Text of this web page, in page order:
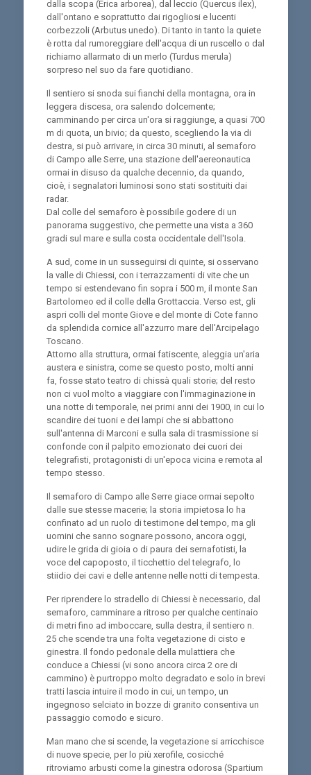
dalla scopa (Erica arborea), dal leccio (Quercus ilex),
dall'ontano e soprattutto dai rigogliosi e lucenti
corbezzoli (Arbutus unedo). Di tanto in tanto la quiete
è rotta dal rumoreggiare dell'acqua di un ruscello o dal
richiamo allarmato di un merlo (Turdus merula)
sorpreso nel suo da fare quotidiano.
Il sentiero si snoda sui fianchi della montagna, ora in
leggera discesa, ora salendo dolcemente;
camminando per circa un'ora si raggiunge, a quasi 700
m di quota, un bivio; da questo, scegliendo la via di
destra, si può arrivare, in circa 30 minuti, al semaforo
di Campo alle Serre, una stazione dell'aereonautica
ormai in disuso da qualche decennio, da quando,
cioè, i segnalatori luminosi sono stati sostituiti dai
radar.
Dal colle del semaforo è possibile godere di un
panorama suggestivo, che permette una vista a 360
gradi sul mare e sulla costa occidentale dell'Isola.
A sud, come in un susseguirsi di quinte, si osservano
la valle di Chiessi, con i terrazzamenti di vite che un
tempo si estendevano fin sopra i 500 m, il monte San
Bartolomeo ed il colle della Grottaccia. Verso est, gli
aspri colli del monte Giove e del monte di Cote fanno
da splendida cornice all'azzurro mare dell'Arcipelago
Toscano.
Attorno alla struttura, ormai fatiscente, aleggia un'aria
austera e sinistra, come se questo posto, molti anni
fa, fosse stato teatro di chissà quali storie; del resto
non ci vuol molto a viaggiare con l'immaginazione in
una notte di temporale, nei primi anni dei 1900, in cui lo
scandire dei tuoni e dei lampi che si abbattono
sull'antenna di Marconi e sulla sala di trasmissione si
confonde con il palpito emozionato dei cuori dei
telegrafisti, protagonisti di un'epoca vicina e remota al
tempo stesso.
Il semaforo di Campo alle Serre giace ormai sepolto
dalle sue stesse macerie; la storia impietosa lo ha
confinato ad un ruolo di testimone del tempo, ma gli
uomini che sanno sognare possono, ancora oggi,
udire le grida di gioia o di paura dei sernafotisti, la
voce del capoposto, il ticchettio del telegrafo, lo
stiidio dei cavi e delle antenne nelle notti di tempesta.
Per riprendere lo stradello di Chiessi è necessario, dal
semaforo, camminare a ritroso per qualche centinaio
di metri fino ad imboccare, sulla destra, il sentiero n.
25 che scende tra una folta vegetazione di cisto e
ginestra. Il fondo pedonale della mulattiera che
conduce a Chiessi (vi sono ancora circa 2 ore di
cammino) è purtroppo molto degradato e solo in brevi
tratti lascia intuire il modo in cui, un tempo, un
ingegnoso selciato in bozze di granito consentiva un
passaggio comodo e sicuro.
Man mano che si scende, la vegetazione si arricchisce
di nuove specie, per lo più xerofile, cosicché
ritroviamo arbusti come la ginestra odorosa (Spartium